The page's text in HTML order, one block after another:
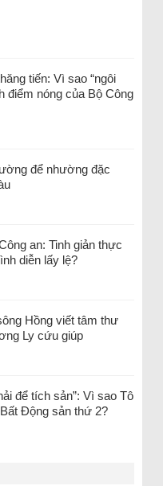
tiến: Vì sao “ngôi
điểm nóng của Bộ Công
để nhường đặc
an: Tinh giản thực
diễn lấy lệ?
Hồng viết tâm thư
Ly cứu giúp
để tích sản”: Vì sao Tô
Động sản thứ 2?